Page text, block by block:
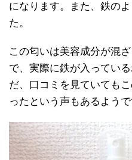
になります。また、鉄の
た。
この匂いは美容成分が混
で、実際に鉄が入ってい
だ、口コミを見ていても
ったという声もあるようで